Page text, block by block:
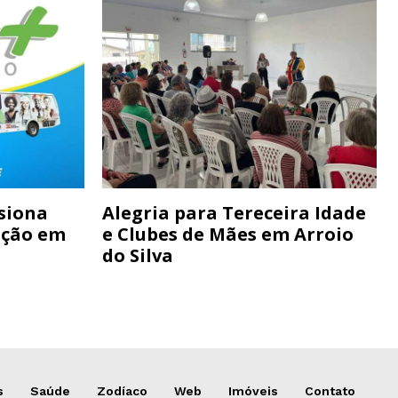
em
Alegria para Tereceira Idade
e Clubes de Mães em Arroio
do Silva
Saúde Zodíaco Web Imóveis Contato